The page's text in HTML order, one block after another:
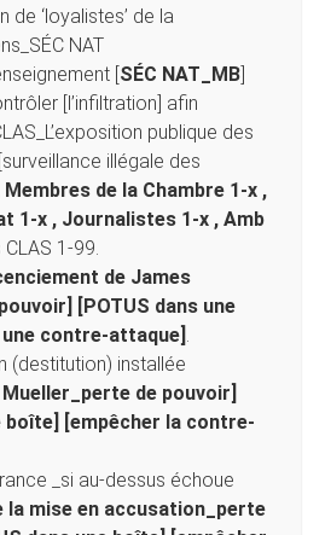
de ‘loyalistes’ de la
NAT
[SÉC NAT_MB]
[l’infiltration] afin
publique des
illégale des
Membres de la Chambre 1-x ,
1-x , Journalistes 1-x , Amb
1-99.
de James
[POTUS dans une
contre-attaque] .
(destitution) installée
de pouvoir]
boîte] [empêcher la contre-
_si au-dessus échoue
la mise en accusation_perte